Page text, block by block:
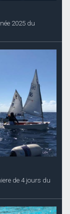
2025 du
de 4 jours du